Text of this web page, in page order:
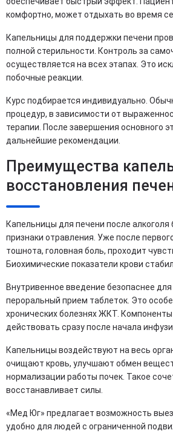
комфортно, может отдыхать во время
Капельницы для поддержки печени
полной стерильности. Контроль за
осуществляется на всех этапах. Это
побочные реакции.
Курс подбирается индивидуально.
процедур, в зависимости от
терапии. После завершения основного
дальнейшие рекомендации.
Преимущества
восстановления
Капельницы для печени после
признаки отравления. Уже после
тошнота, головная боль, проходит
Биохимические показатели крови
Внутривенное введение безопаснее
пероральный прием таблеток. Это
хронических болезнях ЖКТ.
действовать сразу после начала
Капельницы воздействуют на весь
очищают кровь, улучшают обмен
нормализации работы почек. Такое
восстанавливает силы.
«Мед Юг» предлагает возможность
удобно для людей с ограниченной